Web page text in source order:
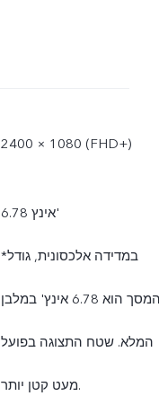
2400 × 1080 (FHD+)
6.78 אינץ'
*במדידה אלכסונית, גודל
המסך הוא 6.78 אינץ' במלבן
המלא. שטח התצוגה בפועל
מעט קטן יותר.